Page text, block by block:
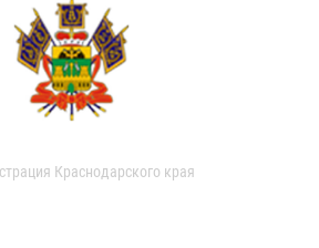
Краснодарского края